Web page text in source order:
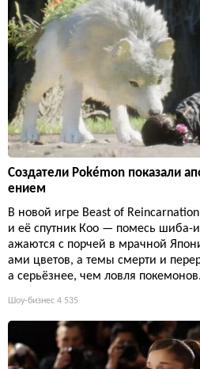
Создатели Pokémon показали
ением
В новой игре Beast of
и её спутник Кoo — помесь шиба-
ажаются с порчей в мрачной
ами цветов, а темы смерти и
а серьёзнее, чем ловля покемонов.
Шоу-бизнес 4 535